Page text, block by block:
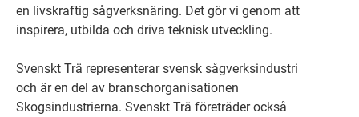
en livskraftig sågverksnäring. Det gör vi genom att
inspirera, utbilda och driva teknisk utveckling.
Svenskt Trä representerar svensk sågverksindustri
och är en del av branschorganisationen
Skogsindustrierna. Svenskt Trä företräder också